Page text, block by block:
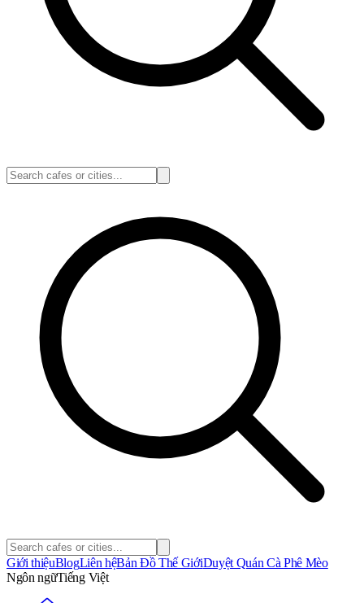
Giới thiệuBlogLiên hệBản Đồ Thế GiớiDuyệt Quán Cà Phê Mèo
Ngôn ngữTiếng Việt